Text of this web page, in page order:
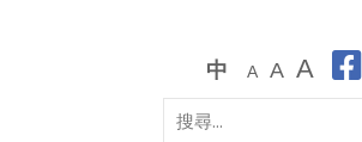
中 A A A